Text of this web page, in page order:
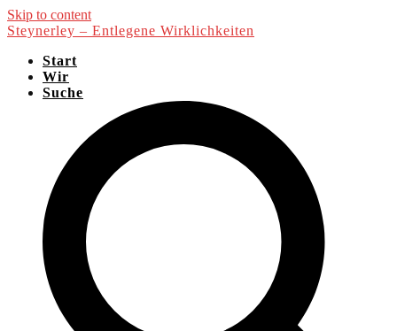
Skip to content
Steynerley – Entlegene Wirklichkeiten
Start
Wir
Suche